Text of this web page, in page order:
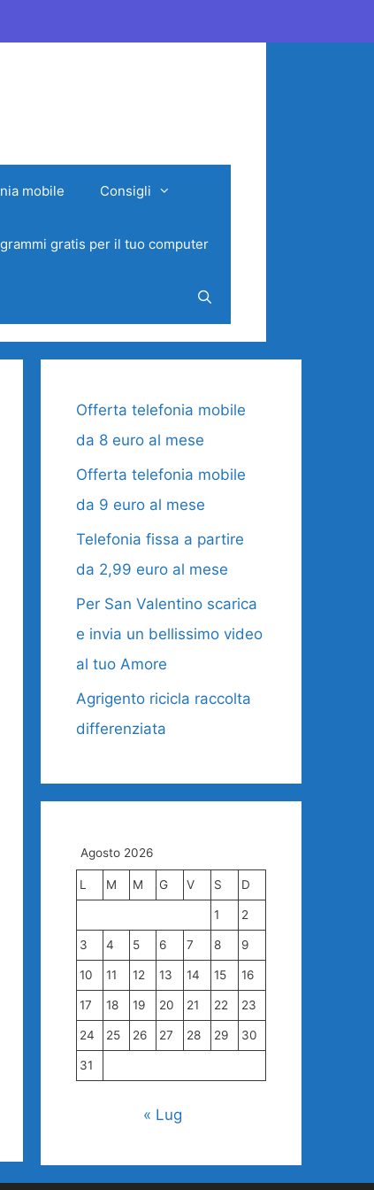
mobile Consigli
gratis per il tuo computer
Offerta telefonia mobile
da 8 euro al mese
Offerta telefonia mobile
da 9 euro al mese
Telefonia fissa a partire
da 2,99 euro al mese
Per San Valentino scarica
e invia un bellissimo video
al tuo Amore
Agrigento ricicla raccolta
differenziata
Agosto 2026
L M M G V S D
1 2
3 4 5 6 7 8 9
10 11 12 13 14 15 16
17 18 19 20 21 22 23
24 25 26 27 28 29 30
31
« Lug